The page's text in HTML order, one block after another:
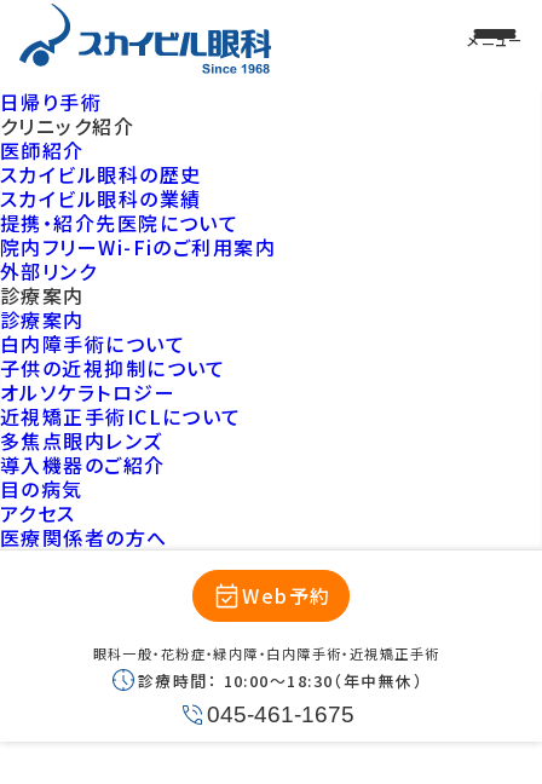
眼科一般・花粉症・緑内障・白内障手術・近視矯正手術
診療時間： 10:00〜18:30（年中無休）
045-461-1675
日帰り手術
クリニック紹介
医師紹介
スカイビル眼科の歴史
スカイビル眼科の業績
提携・紹介先医院について
院内フリーWi-Fiのご利用案内
外部リンク
診療案内
診療案内
白内障手術について
子供の近視抑制について
オルソケラトロジー
近視矯正手術ICLについて
多焦点眼内レンズ
導入機器のご紹介
目の病気
アクセス
医療関係者の方へ
Web予約